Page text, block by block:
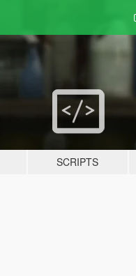
SCRIPTS